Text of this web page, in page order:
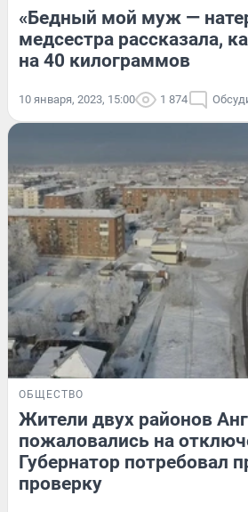
«Бедный мой муж —
медсестра рассказала,
на 40 килограммов
10 января, 2023, 15:00 1 874
ОБЩЕСТВО
Жители двух районов
пожаловались на
Губернатор потребовал
проверку